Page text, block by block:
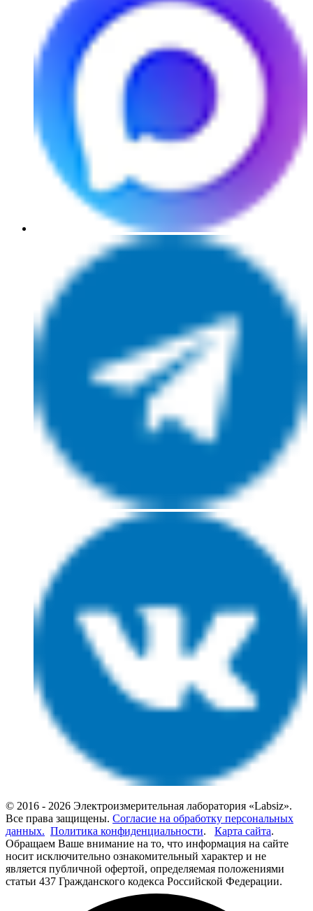
© 2016 - 2026 Электроизмерительная лаборатория «Labsiz».
Все права защищены. Согласие на обработку персональных
данных. Политика конфиденциальности. Карта сайта.
Обращаем Ваше внимание на то, что информация на сайте
носит исключительно ознакомительный характер и не
является публичной офертой, определяемая положениями
статьи 437 Гражданского кодекса Российской Федерации.